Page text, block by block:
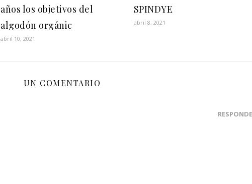
años los objetivos del
algodón orgánic
abril 10, 2021
SPINDYE
abril 8, 2021
UN COMENTARIO